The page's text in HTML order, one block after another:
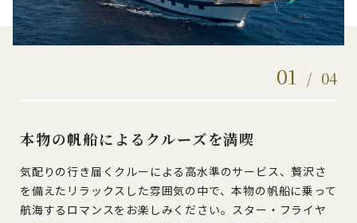
01 / 04
本物の帆船によるクルーズを満喫
気配りの行き届くクルーによる高水準のサービス、贅沢さ
を備えたリラックスした雰囲気の中で、本物の帆船に乗って
航海するロマンスをお楽しみください。スター・フライヤ